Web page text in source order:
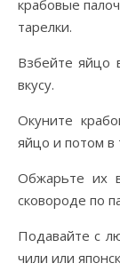
крабовые
тарелки.
Взбейте яйцо
вкусу.
Окуните
яйцо и потом в
Обжарьте их
сковороде по
Подавайте с
чили или